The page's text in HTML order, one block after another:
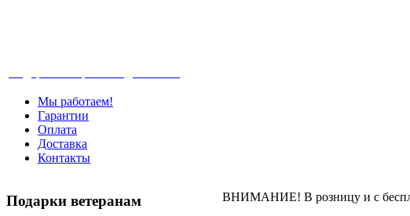
Мы работаем!
Гарантии
Оплата
Доставка
Контакты
ВНИМАНИЕ! В розницу и с
Подарки ветеранам